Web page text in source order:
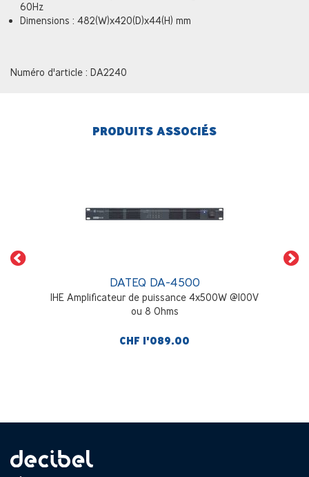
60Hz
Dimensions : 482(W)x420(D)x44(H) mm
Numéro d'article : DA2240
PRODUITS ASSOCIÉS
DATEQ DA-4500
1HE Amplificateur de puissance 4x500W @100V
ou 8 Ohms
CHF 1'089.00